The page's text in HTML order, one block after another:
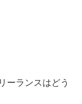
ーランスはどう